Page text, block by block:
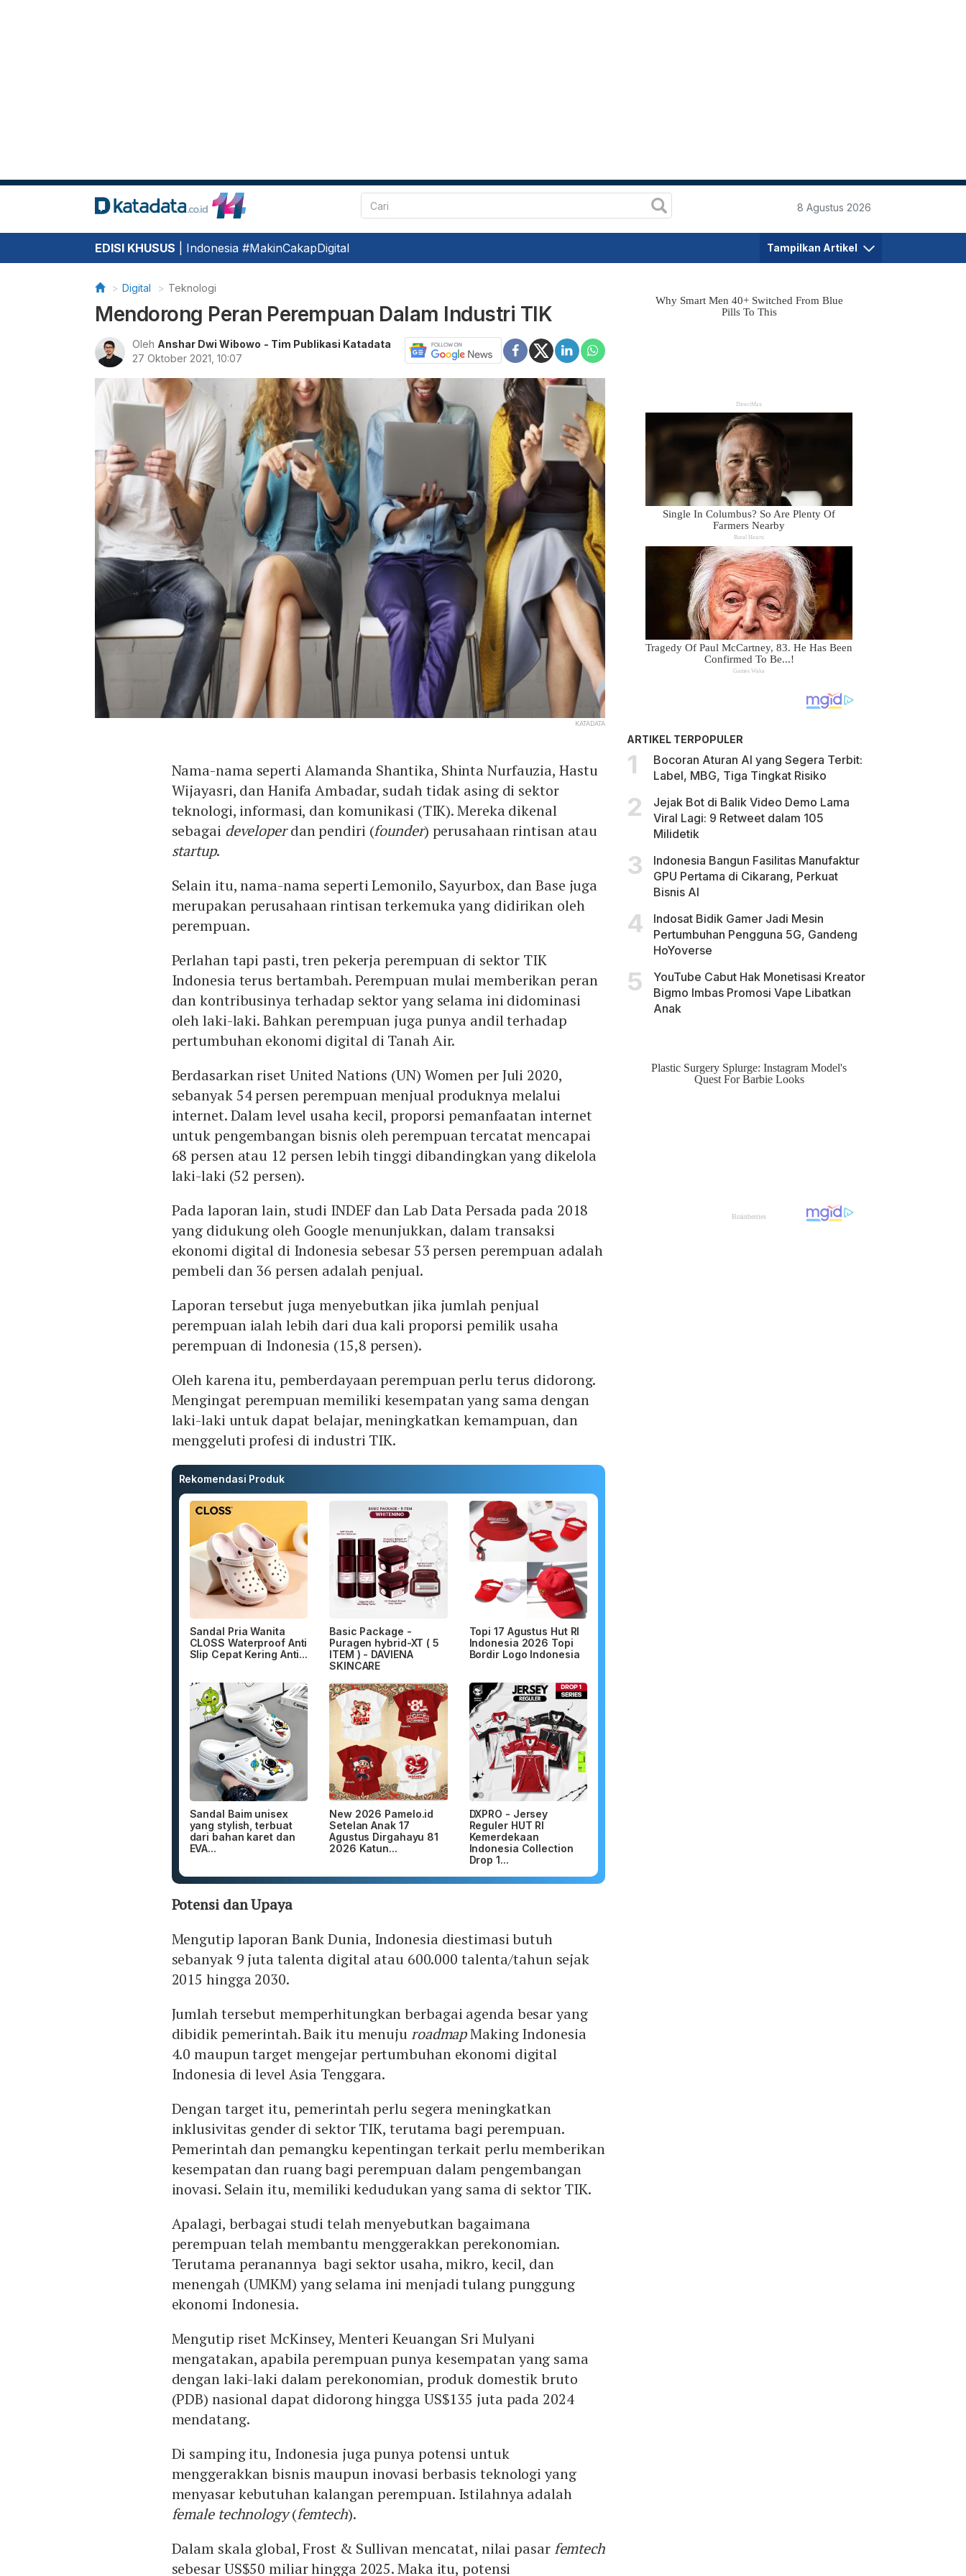
8 Agustus 2026
EDISI KHUSUS Indonesia #MakinCakapDigital Tampilkan Artikel
Digital Teknologi
Mendorong Peran Perempuan Dalam Industri TIK
Oleh Anshar Dwi Wibowo - Tim Publikasi Katadata
27 Oktober 2021, 10:07
KATADATA
Nama-nama seperti Alamanda Shantika, Shinta Nurfauzia, Hastu
Wijayasri, dan Hanifa Ambadar, sudah tidak asing di sektor
teknologi, informasi, dan komunikasi (TIK). Mereka dikenal
sebagai developerdan pendiri (founder) perusahaan rintisan atau
startup.
Selain itu, nama-nama seperti Lemonilo, Sayurbox, dan Base juga
merupakan perusahaan rintisan terkemuka yang didirikan oleh
perempuan.
Perlahan tapi pasti, tren pekerja perempuan di sektor TIK
Indonesia terus bertambah. Perempuan mulai memberikan peran
dan kontribusinya terhadap sektor yang selama ini didominasi
oleh laki-laki. Bahkan perempuan juga punya andil terhadap
pertumbuhan ekonomi digital di Tanah Air.
Berdasarkan riset United Nations (UN) Women per Juli 2020,
sebanyak 54 persen perempuan menjual produknya melalui
internet. Dalam level usaha kecil, proporsi pemanfaatan internet
untuk pengembangan bisnis oleh perempuan tercatat mencapai
68 persen atau 12 persen lebih tinggi dibandingkan yang dikelola
laki-laki (52 persen).
Pada laporan lain, studi INDEF dan Lab Data Persada pada 2018
yang didukung oleh Google menunjukkan, dalam transaksi
ekonomi digital di Indonesia sebesar 53 persen perempuan adalah
pembeli dan 36 persen adalah penjual.
Laporan tersebut juga menyebutkan jika jumlah penjual
perempuan ialah lebih dari dua kali proporsi pemilik usaha
perempuan di Indonesia (15,8 persen).
Oleh karena itu, pemberdayaan perempuan perlu terus didorong.
Mengingat perempuan memiliki kesempatan yang sama dengan
laki-laki untuk dapat belajar, meningkatkan kemampuan, dan
menggeluti profesi di industri TIK.
Rekomendasi Produk
Sandal Pria Wanita
CLOSS Waterproof Anti
Slip Cepat Kering Anti...
Basic Package -
Puragen hybrid-XT ( 5
ITEM ) - DAVIENA
SKINCARE
Topi 17 Agustus Hut RI
Indonesia 2026 Topi
Bordir Logo Indonesia
Sandal Baim unisex
yang stylish, terbuat
dari bahan karet dan
EVA...
New 2026 Pamelo.id
Setelan Anak 17
Agustus Dirgahayu 81
2026 Katun...
DXPRO - Jersey
Reguler HUT RI
Kemerdekaan
Indonesia Collection
Drop 1...
Potensi dan Upaya
Mengutip laporan Bank Dunia, Indonesia diestimasi butuh
sebanyak 9 juta talenta digital atau 600.000 talenta/tahun sejak
2015 hingga 2030.
Jumlah tersebut memperhitungkan berbagai agenda besar yang
dibidik pemerintah. Baik itu menujuroadmapMaking Indonesia
4.0 maupun target mengejar pertumbuhan ekonomi digital
Indonesia di level Asia Tenggara.
Dengan target itu, pemerintah perlu segera meningkatkan
inklusivitas gender di sektor TIK, terutama bagi perempuan.
Pemerintah dan pemangku kepentingan terkait perlu memberikan
kesempatan dan ruang bagi perempuan dalam pengembangan
inovasi. Selain itu, memiliki kedudukan yang sama di sektor TIK.
Apalagi, berbagai studi telah menyebutkan bagaimana
perempuan telah membantu menggerakkan perekonomian.
Terutama peranannya bagi sektor usaha, mikro, kecil, dan
menengah (UMKM) yang selama ini menjadi tulang punggung
ekonomi Indonesia.
Mengutip riset McKinsey, Menteri Keuangan Sri Mulyani
mengatakan, apabila perempuan punya kesempatan yang sama
dengan laki-laki dalam perekonomian, produk domestik bruto
(PDB) nasional dapat didorong hingga US$135 juta pada 2024
mendatang.
Di samping itu, Indonesia juga punya potensi untuk
menggerakkan bisnis maupun inovasi berbasis teknologi yang
menyasar kebutuhan kalangan perempuan. Istilahnya adalah
female technology(femtech).
Dalam skala global, Frost & Sullivan mencatat, nilai pasar femtech
sebesar US$50 miliar hingga 2025. Maka itu, potensi
ARTIKEL TERPOPULER
Bocoran Aturan AI yang Segera Terbit:
Label, MBG, Tiga Tingkat Risiko
Jejak Bot di Balik Video Demo Lama
Viral Lagi: 9 Retweet dalam 105
Milidetik
Indonesia Bangun Fasilitas Manufaktur
GPU Pertama di Cikarang, Perkuat
Bisnis AI
Indosat Bidik Gamer Jadi Mesin
Pertumbuhan Pengguna 5G, Gandeng
HoYoverse
YouTube Cabut Hak Monetisasi Kreator
Bigmo Imbas Promosi Vape Libatkan
Anak